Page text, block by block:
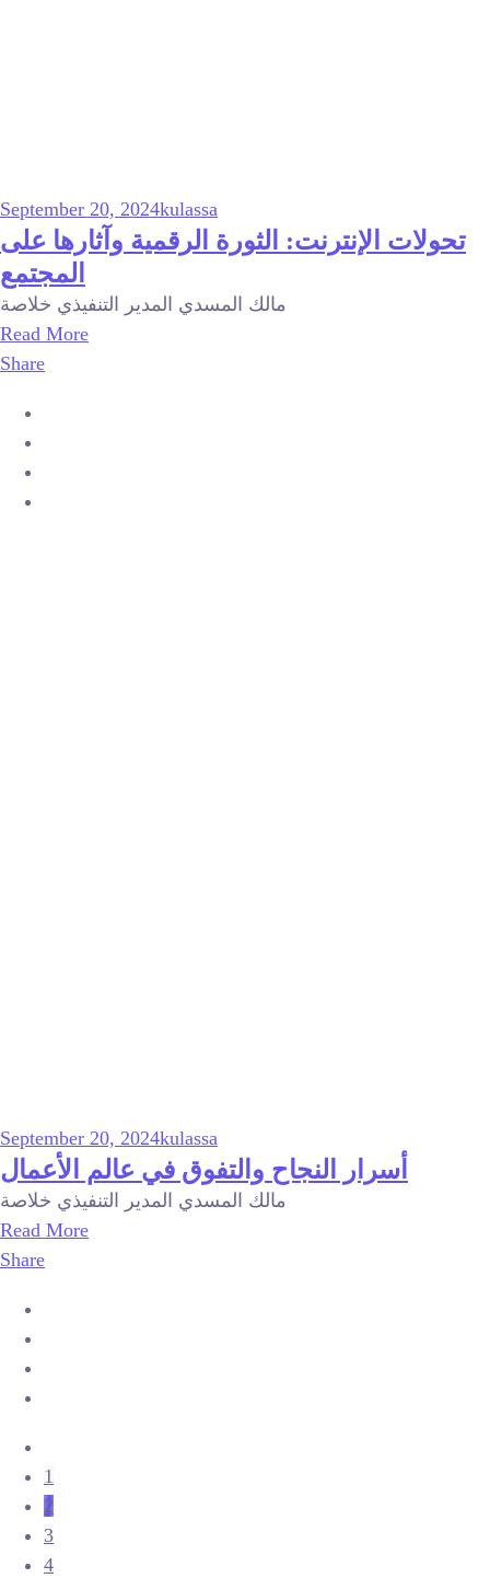
September 20, 2024kulassa
تحولات الإنترنت: الثورة الرقمية وآثارها على
المجتمع
مالك المسدي المدير التنفيذي خلاصة
Read More
Share
September 20, 2024kulassa
أسرار النجاح والتفوق في عالم الأعمال
مالك المسدي المدير التنفيذي خلاصة
Read More
Share
1
2
3
4